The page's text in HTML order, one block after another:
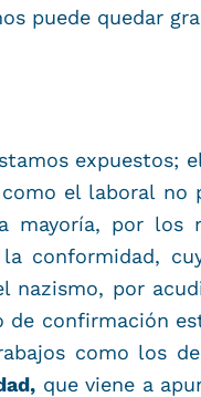
puede quedar
expuestos;
el laboral no
mayoría, por los
conformidad,
nazismo, por
de confirmación
como los de
que viene a